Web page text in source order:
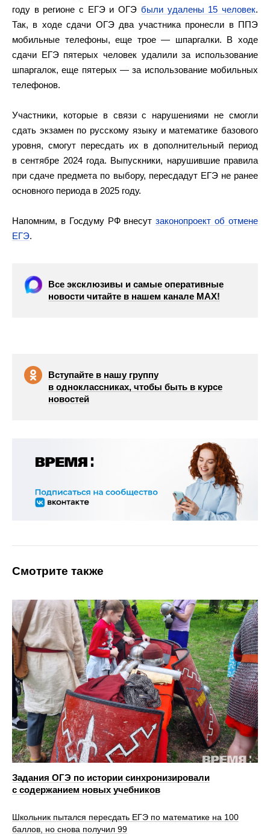
году в регионе с ЕГЭ и ОГЭ были удалены 15 человек.
Так, в ходе сдачи ОГЭ два участника пронесли в ППЭ
мобильные телефоны, еще трое — шпаргалки. В ходе
сдачи ЕГЭ пятерых человек удалили за использование
шпаргалок, еще пятерых — за использование мобильных
телефонов.
Участники, которые в связи с нарушениями не смогли
сдать экзамен по русскому языку и математике базового
уровня, смогут пересдать их в дополнительный период
в сентябре 2024 года. Выпускники, нарушившие правила
при сдаче предмета по выбору, пересдадут ЕГЭ не ранее
основного периода в 2025 году.
Напомним, в Госдуму РФ внесутзаконопроект об отмене
ЕГЭ.
Все эксклюзивы и самые оперативные
новости читайте в нашем канале МАХ!
Вступайте в нашу группу
в одноклассниках, чтобы быть в курсе
новостей
Смотрите также
Задания ОГЭ по истории синхронизировали
с содержанием новых учебников
Школьник пытался пересдать ЕГЭ по математике на 100
баллов, но снова получил 99